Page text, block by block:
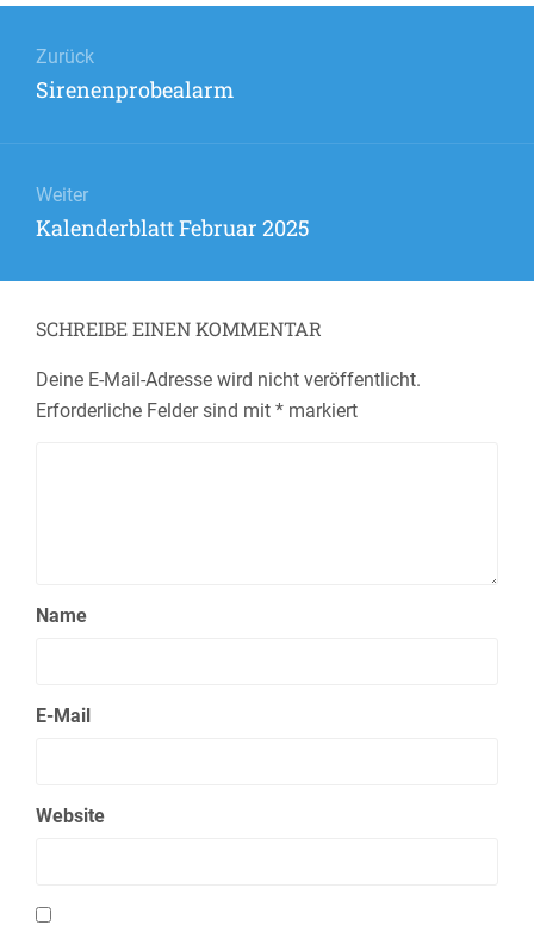
Navigation
Zurück
Vorheriger
Sirenenprobealarm
Weiter
Nächster
Kalenderblatt Februar 2025
SCHREIBE EINEN KOMMENTAR
Deine E-Mail-Adresse wird nicht veröffentlicht.
Erforderliche Felder sind mit * markiert
Name
E-Mail
Website